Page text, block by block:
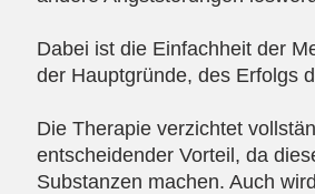
Dabei ist die Einfachheit der
der Hauptgründe, des Erfolgs
Die Therapie verzichtet
entscheidender Vorteil, da
Substanzen machen. Auch